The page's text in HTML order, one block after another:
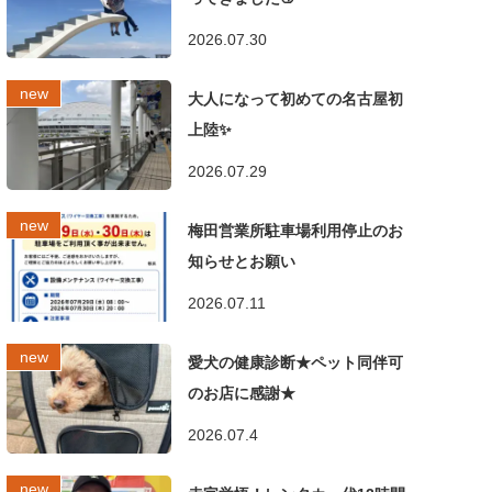
2026.07.30
大人になって初めての名古屋初
上陸✨
2026.07.29
梅田営業所駐車場利用停止のお
知らせとお願い
2026.07.11
愛犬の健康診断★ペット同伴可
のお店に感謝★
2026.07.4